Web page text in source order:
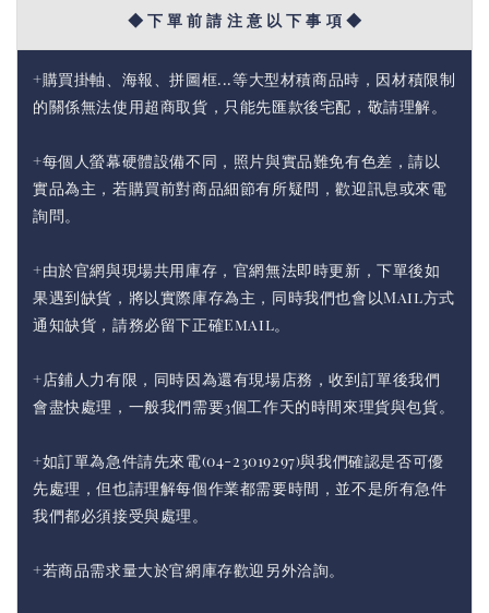
◆ 下 單 前 請 注 意 以 下 事 項 ◆
+購買掛軸、海報、拼圖框...等大型材積商品時，因材積限制
的關係無法使用超商取貨，只能先匯款後宅配，敬請理解。
+每個人螢幕硬體設備不同，照片與實品難免有色差，請以
實品為主，若購買前對商品細節有所疑問，歡迎訊息或來電
詢問。
+由於官網與現場共用庫存，官網無法即時更新，下單後如
果遇到缺貨，將以實際庫存為主，同時我們也會以Mail方式
通知缺貨，請務必留下正確Email。
+店鋪人力有限，同時因為還有現場店務，收到訂單後我們
會盡快處理，一般我們需要3個工作天的時間來理貨與包貨。
+如訂單為急件請先來電(04-23019297)與我們確認是否可優
先處理，但也請理解每個作業都需要時間，並不是所有急件
我們都必須接受與處理。
+若商品需求量大於官網庫存歡迎另外洽詢。